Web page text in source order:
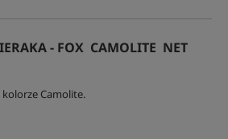
- FOX CAMOLITE NET
Camolite.